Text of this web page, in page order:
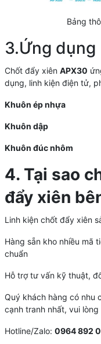
Bảng
3.Ứng dụng
Chốt đẩy xiên APX30
dụng, linh kiện điện tử,
Khuôn ép nhựa
Khuôn dập
Khuôn đúc nhôm
4. Tại sao
đẩy xiên
Linh kiện chốt đẩy xiên
Hàng sẵn kho nhiều mã
chuẩn
Hỗ trợ tư vấn kỹ thuật,
Quý khách hàng có nhu
cạnh tranh nhất, vui lòng
Hotline/Zalo: 0964 892